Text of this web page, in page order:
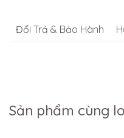
Đổi Trả & Bảo Hành
Sản phẩm cùng